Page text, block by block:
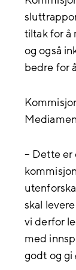
tiltak for å
og også
bedre for
– Dette er
skal
vi derfor
med
godt og gi